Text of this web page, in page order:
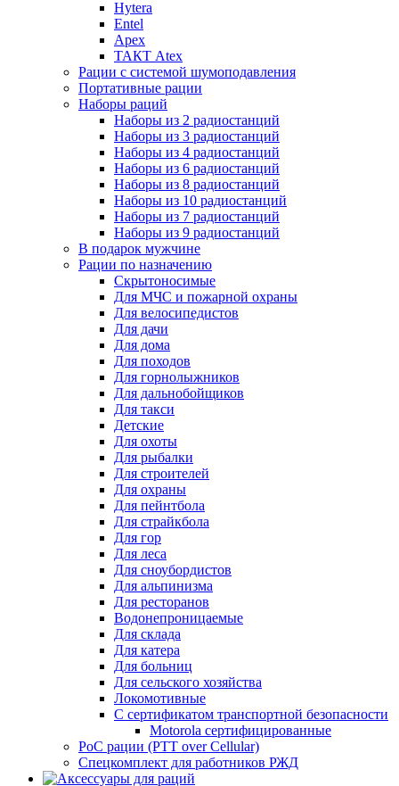
Hytera
Entel
Apex
ТАКТ Atex
Рации с системой шумоподавления
Портативные рации
Наборы раций
Наборы из 2 радиостанций
Наборы из 3 радиостанций
Наборы из 4 радиостанций
Наборы из 6 радиостанций
Наборы из 8 радиостанций
Наборы из 10 радиостанций
Наборы из 7 радиостанций
Наборы из 9 радиостанций
В подарок мужчине
Рации по назначению
Скрытоносимые
Для МЧС и пожарной охраны
Для велосипедистов
Для дачи
Для дома
Для походов
Для горнолыжников
Для дальнобойщиков
Для такси
Детские
Для охоты
Для рыбалки
Для строителей
Для охраны
Для пейнтбола
Для страйкбола
Для гор
Для леса
Для сноубордистов
Для альпинизма
Для ресторанов
Водонепроницаемые
Для склада
Для катера
Для больниц
Для сельского хозяйства
Локомотивные
С сертификатом транспортной безопасности
Motorola сертифицированные
PoC рации (PTT over Cellular)
Спецкомплект для работников РЖД